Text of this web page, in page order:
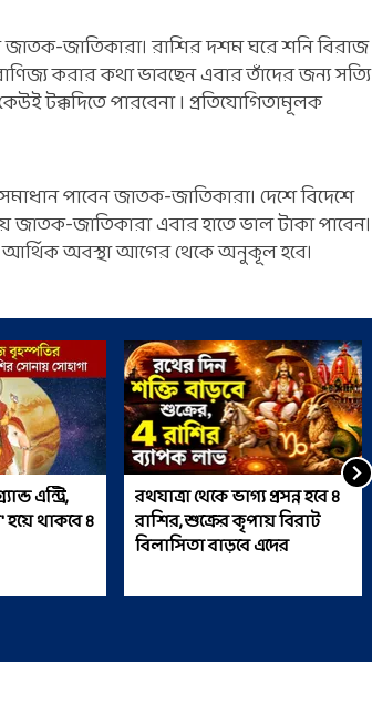
জাতিকারা। রাশির দশম ঘরে শনি বিরাজ
করার কথা ভাবছেন এবার তাঁদের জন্য সত্যি
টক্কদিতে পারবেনা ৷ প্রতিযোগিতামূলক
পাবেন জাতক-জাতিকারা। দেশে বিদেশে
জাতক-জাতিকারা এবার হাতে ভাল টাকা পাবেন।
আর্থিক অবস্থা আগের থেকে অনুকূল হবে।
এন্ট্রি,
থাকবে ৪
রথযাত্রা থেকে ভাগ্য প্রসন্ন হবে ৪
রাশির, শুক্রের কৃপায় বিরাট
বিলাসিতা বাড়বে এদের